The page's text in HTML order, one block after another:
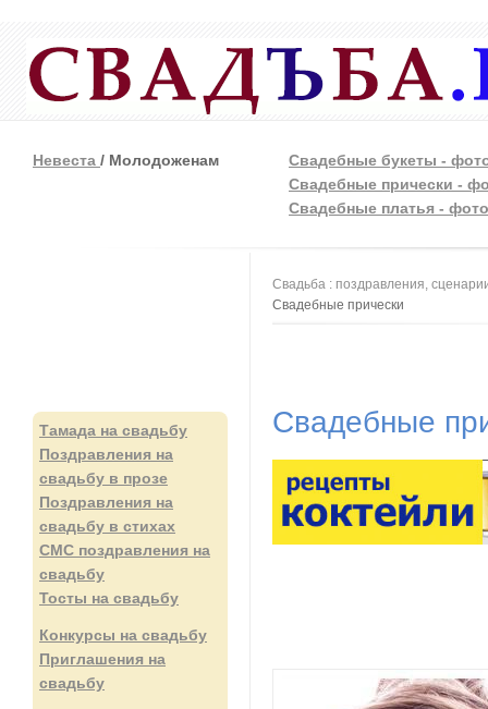
Невеста / Молодоженам
Свадебные букеты -
Свадебные прически -
Свадебные платья - фото
Тамада на свадьбу
Поздравления на
свадьбу в прозе
Поздравления на
свадьбу в стихах
СМС поздравления на
свадьбу
Тосты на свадьбу
Конкурсы на свадьбу
Приглашения на
свадьбу
Вы здесь
Свадьба : поздравления,
Свадебные прически
Свадебные